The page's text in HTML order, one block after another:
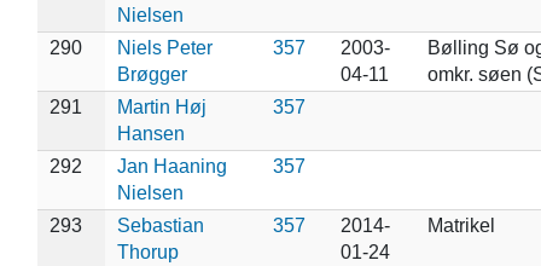
Nielsen
290
Niels Peter
Brøgger
357
2003-
04-11
Bølling Sø
omkr. søen
291
Martin Høj
Hansen
357
292
Jan Haaning
Nielsen
357
293
Sebastian
Thorup
357
2014-
01-24
Matrikel